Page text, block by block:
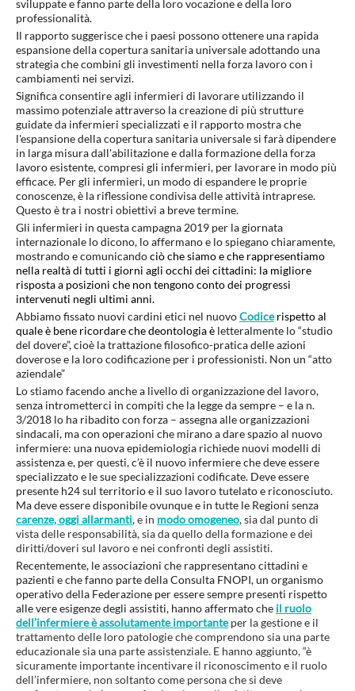
sviluppate e fanno parte della loro vocazione e della loro
professionalità.
Il rapporto suggerisce che i paesi possono ottenere una rapida
espansione della copertura sanitaria universale adottando una
strategia che combini gli investimenti nella forza lavoro con i
cambiamenti nei servizi.
Significa consentire agli infermieri di lavorare utilizzando il
massimo potenziale attraverso la creazione di più strutture
guidate da infermieri specializzati e il rapporto mostra che
l'espansione della copertura sanitaria universale si farà dipendere
in larga misura dall'abilitazione e dalla formazione della forza
lavoro esistente, compresi gli infermieri, per lavorare in modo più
efficace. Per gli infermieri, un modo di espandere le proprie
conoscenze, è la riflessione condivisa delle attività intraprese.
Questo è tra i nostri obiettivi a breve termine.
Gli infermieri in questa campagna 2019 per la giornata
internazionale lo dicono, lo affermano e lo spiegano chiaramente,
mostrando e comunicandociò che siamo e che rappresentiamo
nella realtà di tutti i giorni agli occhi dei cittadini: la migliore
risposta a posizioni che non tengono conto dei progressi
intervenuti negli ultimi anni.
Abbiamo fissato nuovi cardini etici nel nuovoCodicerispetto al
quale è bene ricordare che deontologia è letteralmente lo “studio
del dovere”, cioè la trattazione filosofico-pratica delle azioni
doverose e la loro codificazione per i professionisti. Non un “atto
aziendale”
Lo stiamo facendo anche a livello di organizzazione del lavoro,
senza intrometterci in compiti che la legge da sempre – e la n.
3/2018 lo ha ribadito con forza – assegna alle organizzazioni
sindacali, ma con operazioni che mirano a dare spazio al nuovo
infermiere: una nuova epidemiologia richiede nuovi modelli di
assistenza e, per questi, c’è il nuovo infermiere che deve essere
specializzato e le sue specializzazioni codificate. Deve essere
presente h24 sul territorio e il suo lavoro tutelato e riconosciuto.
Ma deve essere disponibile ovunque e in tutte le Regioni senza
carenze, oggi allarmanti,e in modo omogeneo, sia dal punto di
vista delle responsabilità, sia da quello della formazione e dei
diritti/doveri sul lavoro e nei confronti degli assistiti.
Recentemente, le associazioni che rappresentano cittadini e
pazienti e che fanno parte della Consulta FNOPI, un organismo
operativo della Federazione per essere sempre presenti rispetto
alle vere esigenze degli assistiti, hanno affermato che il ruolo
dell’infermiere è assolutamente importante per la gestione e il
trattamento delle loro patologie che comprendono sia una parte
educazionale sia una parte assistenziale. E hanno aggiunto, “è
sicuramente importante incentivare il riconoscimento e il ruolo
dell’infermiere, non soltanto come persona che si deve